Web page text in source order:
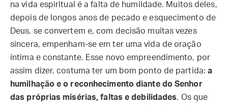
na vida espiritual é a falta de humildade. Muitos deles,
depois de longos anos de pecado e esquecimento de
Deus, se convertem e, com decisão muitas vezes
sincera, empenham-se em ter uma vida de oração
íntima e constante. Esse novo empreendimento, por
assim dizer, costuma ter um bom ponto de partida:a
humilhação e o reconhecimento diante do Senhor
das próprias misérias, faltas e debilidades. Os que